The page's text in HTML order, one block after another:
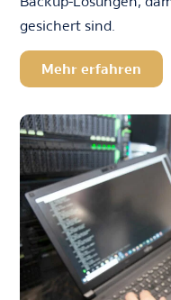
gesichert sind.
Mehr erfahren